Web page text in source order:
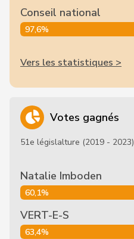
Conseil national
97,6%
Vers les statistiques >
Votes gagnés
51e législalture (2019 - 2023)
Natalie Imboden
60,1%
VERT-E-S
63,4%